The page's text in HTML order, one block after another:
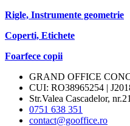
Rigle, Instrumente geometrie
Coperti, Etichete
Foarfece copii
GRAND OFFICE
CUI: RO38965254 |
Str.Valea Cascadelor,
0751 638 351
contact@gooffice.ro